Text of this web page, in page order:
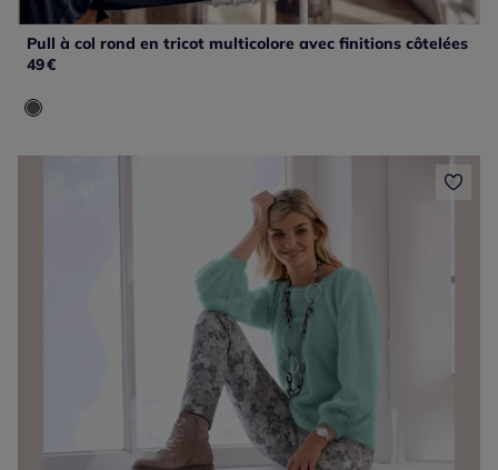
Pull à col rond en tricot multicolore avec finitions côtelées
49€